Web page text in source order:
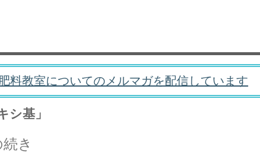
料教室についてのメルマガを配信しています
シ基」
き